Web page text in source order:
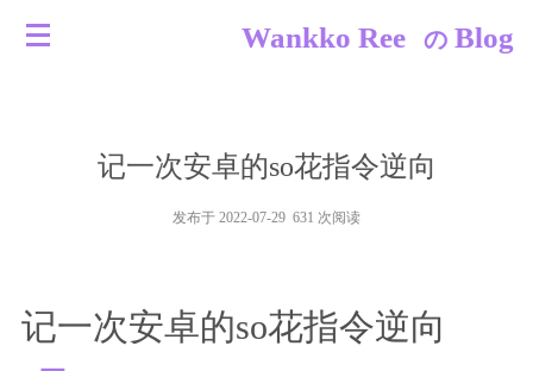
Wankko Ree の Blog
记一次安卓的so花指令逆向
发布于 2022-07-29 631 次阅读
记一次安卓的so花指令逆向